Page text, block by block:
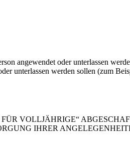
angewendet oder unterlassen
unterlassen werden sollen (zum
VOLLJÄHRIGE“
IHRER